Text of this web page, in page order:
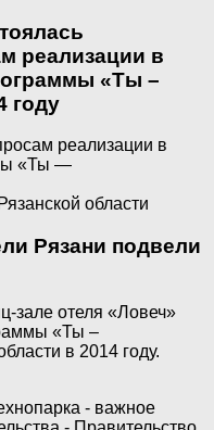
реализации в
«Ты –
году
реализации в
«Ты —
области
Рязани подвели
зале отеля «Ловеч»
«Ты –
в 2014 году.